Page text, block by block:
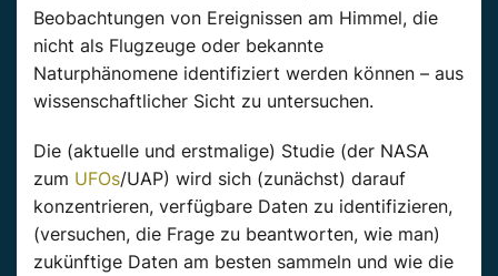
Beobachtungen von Ereignissen am Himmel, die
nicht als Flugzeuge oder bekannte
Naturphänomene identifiziert werden können – aus
wissenschaftlicher Sicht zu untersuchen.
Die (aktuelle und erstmalige) Studie (der NASA
zum UFOs/UAP) wird sich (zunächst) darauf
konzentrieren, verfügbare Daten zu identifizieren,
(versuchen, die Frage zu beantworten, wie man)
zukünftige Daten am besten sammeln und wie die